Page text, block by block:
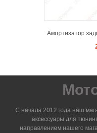
Амортизатор
С начала 2012 года наш
аксессуары для
направлением нашего